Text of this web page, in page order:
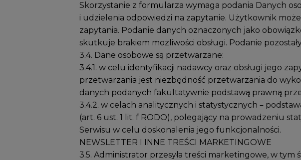
Skorzystanie z formularza wymaga podania Danych
i udzielenia odpowiedzi na zapytanie. Użytkownik
zapytania. Podanie danych oznaczonych jako
skutkuje brakiem możliwości obsługi. Podanie
3.4. Dane osobowe są przetwarzane:
3.4.1. w celu identyfikacji nadawcy oraz obsługi jego
przetwarzania jest niezbędność przetwarzania do
danych podanych fakultatywnie podstawą prawną
3.4.2. w celach analitycznych i statystycznych –
(art. 6 ust. 1 lit. f RODO), polegający na prowadzeniu
Serwisu w celu doskonalenia jego funkcjonalności.
NEWSLETTER I INNE TREŚCI MARKETINGOWE
3.5. Administrator przesyła treści marketingowe, w